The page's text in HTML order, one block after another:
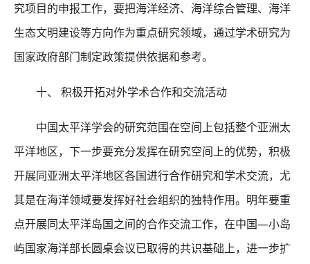
究项目的申报工作，要把海洋经济、海洋综合管理、海洋
生态文明建设等方向作为重点研究领域，通过学术研究为
国家政府部门制定政策提供依据和参考。
十、 积极开拓对外学术合作和交流活动
中国太平洋学会的研究范围在空间上包括整个亚洲太
平洋地区，下一步要充分发挥在研究空间上的优势，积极
开展同亚洲太平洋地区各国进行合作研究和学术交流，尤
其是在海洋领域要发挥好社会组织的独特作用。明年要重
点开展同太平洋岛国之间的合作交流工作，在中国—小岛
屿国家海洋部长圆桌会议已取得的共识基础上，进一步扩